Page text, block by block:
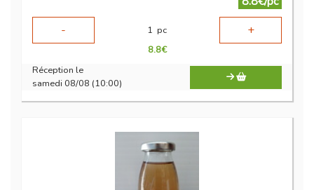
-
1 pc +
8.8€
Réception le
samedi 08/08 (10:00)